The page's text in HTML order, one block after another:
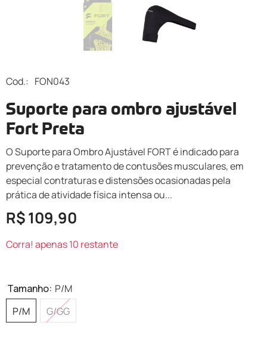
Cod.: FON043
Suporte para ombro ajustável
Fort Preta
O Suporte para Ombro Ajustável FORT é indicado para
prevenção e tratamento de contusões musculares, em
especial contraturas e distensões ocasionadas pela
prática de atividade física intensa ou...
R$ 109,90
Corra! apenas 10 restante
Tamanho: P/M
P/M
G/GG